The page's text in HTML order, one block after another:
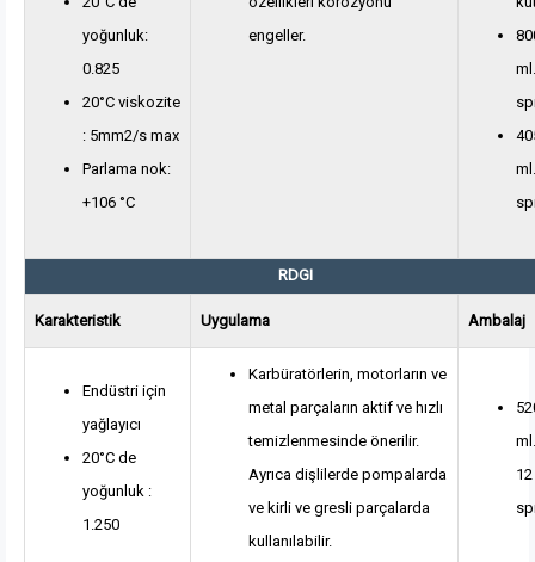
yoğunluk:
0.825
20°C viskozite
: 5mm2/s max
Parlama nok:
+106 °C
engeller.
RDGI
Karakteristik Uygulama Ambalaj
Endüstri için
yağlayıcı
20°C de
yoğunluk :
1.250
Karbüratörlerin, motorların ve
metal parçaların aktif ve hızlı
temizlenmesinde önerilir.
Ayrıca dişlilerde pompalarda
ve kirli ve gresli parçalarda
kullanılabilir.
12